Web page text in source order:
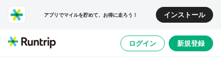
アプリでマイルを貯めて、お得に走ろう！ インストール
ログイン 新規登録